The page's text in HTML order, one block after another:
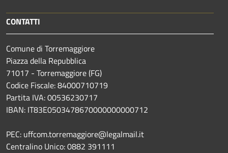
CONTATTI
Comune di Torremaggiore
Piazza della Repubblica
71017 - Torremaggiore (FG)
Codice Fiscale: 84000710719
Partita IVA: 00536230717
IBAN: IT83E0503478670000000000712
PEC: uffcom.torremaggiore@legalmail.it
Centralino Unico: 0882 391111